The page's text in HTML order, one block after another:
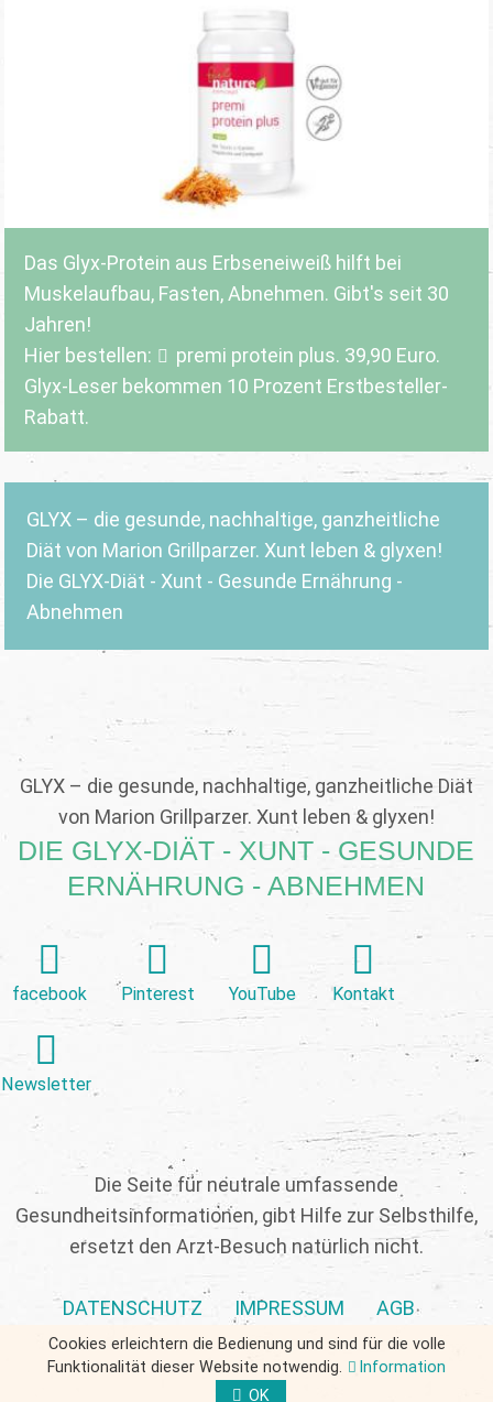
Das Glyx-Protein aus Erbseneiweiß hilft bei
Muskelaufbau, Fasten, Abnehmen. Gibt's seit 30
Jahren!
Hier bestellen:
premi protein plus. 39,90 Euro.
Glyx-Leser bekommen 10 Prozent Erstbesteller-
Rabatt.
GLYX – die gesunde, nachhaltige, ganzheitliche
Diät von Marion Grillparzer. Xunt leben & glyxen!
Die GLYX-Diät - Xunt - Gesunde Ernährung -
Abnehmen
GLYX – die gesunde, nachhaltige, ganzheitliche Diät
von Marion Grillparzer. Xunt leben & glyxen!
DIE GLYX-DIÄT - XUNT - GESUNDE
ERNÄHRUNG - ABNEHMEN
facebook Pinterest YouTube Kontakt
Newsletter
Die Seite für neutrale umfassende
Gesundheitsinformationen, gibt Hilfe zur Selbsthilfe,
ersetzt den Arzt-Besuch natürlich nicht.
DATENSCHUTZ IMPRESSUM AGB
Cookies erleichtern die Bedienung und sind für die volle
Funktionalität dieser Website notwendig.
Information
OK